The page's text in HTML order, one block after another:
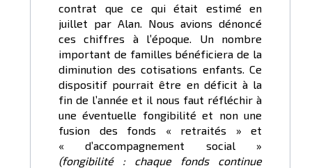
contrat que ce qui était estimé en
juillet par Alan. Nous avions dénoncé
ces chiffres à l’époque. Un nombre
important de familles bénéficiera de la
diminution des cotisations enfants. Ce
dispositif pourrait être en déficit à la
fin de l’année et il nous faut réfléchir à
une éventuelle fongibilité et non une
fusion des fonds « retraités » et
« d’accompagnement social »
(fongibilité : chaque fonds continue